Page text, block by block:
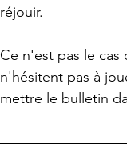
réjouir.
Ce n'est pas le
n'hésitent pas à
mettre le bulletin